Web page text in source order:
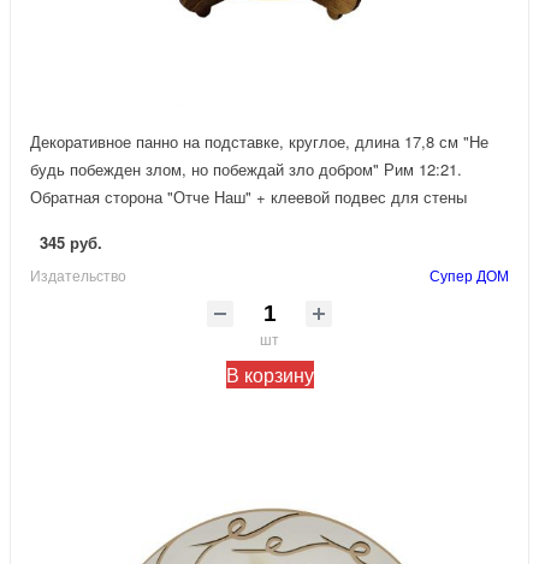
Декоративное панно на подставке, круглое, длина 17,8 см "Не
будь побежден злом, но побеждай зло добром" Рим 12:21.
Обратная сторона "Отче Наш" + клеевой подвес для стены
345 руб.
Издательство Супер ДОМ
шт
В корзину